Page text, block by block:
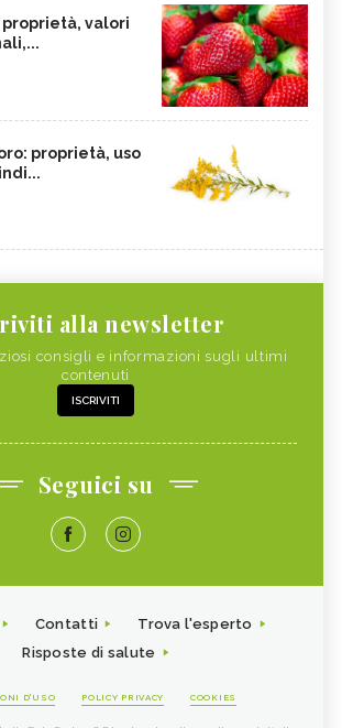
valori
proprietà, uso
alla newsletter
consigli e informazioni sugli ultimi
contenuti
ISCRIVITI
Seguici su
Contatti
Trova l'esperto
Risposte di salute
D'USO POLICY PRIVACY COOKIES